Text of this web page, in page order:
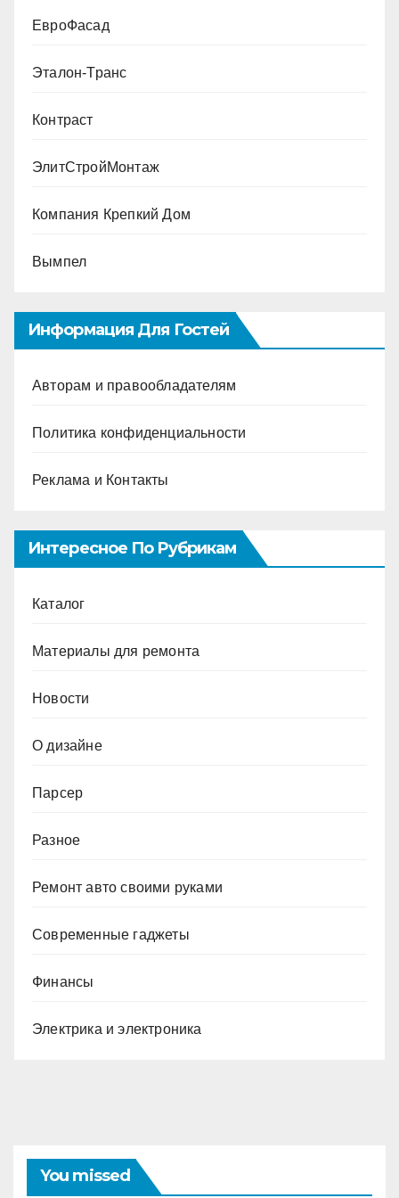
ЕвроФасад
Эталон-Транс
Контраст
ЭлитСтройМонтаж
Компания Крепкий Дом
Вымпел
Информация Для Гостей
Авторам и правообладателям
Политика конфиденциальности
Реклама и Контакты
Интересное По Рубрикам
Каталог
Материалы для ремонта
Новости
О дизайне
Парсер
Разное
Ремонт авто своими руками
Современные гаджеты
Финансы
Электрика и электроника
You missed